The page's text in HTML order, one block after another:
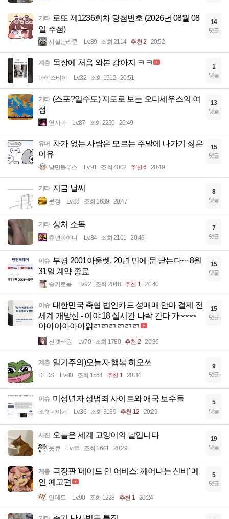
기타 로또 제1236회차 당첨번호 (2026년 08월 08
일 추첨)
사실난라쿤 Lv.89 조회 2114 추천 2 20:52
14
댓글
계층 목장에 처음 와본 강아지 ㅋㅋ
아이스티이 Lv.32 조회 1512 20:51
1
댓글
기타 (스포?일수도) 지도로 보는 오디세우스의 여
정
옆사마 Lv.87 조회 2230 20:49
13
댓글
유머 차가 없는 사람은 모르는 주말에 나가기 싫은
이유
낭만블루스 Lv.91 조회 4002 추천 6 20:49
15
댓글
기타 지금 날씨
문정 Lv.88 조회 1639 20:47
8
댓글
기타 상처 소독
휴면아이디 Lv.84 조회 2101 20:46
7
댓글
이슈 부평 2001아울렛, 20년 만에 문 닫는다··· 8월
31일 계약 종료
슬기로움 Lv.92 조회 2048 추천 1 20:40
15
댓글
이슈 대한민국 축협 법인카드 성매매 안마 결제 전
세계 개망신 - 이야 18 실시간 나락 간다 가~~~~
아아아아아아앍ㄺㄺㄺㄺㄺㄺ
진겟타원 Lv.70 조회 1780 추천 2 20:36
15
댓글
계층 일기주의)오늘자 햄볶 히오쓰
DFDS Lv.80 조회 1564 추천 1 20:34
9
댓글
이슈 미성년자 성범죄 사이트와 애국 보수들
조졋네이거 Lv.36 조회 3139 추천 12 20:29
5
댓글
사진 오늘은 세계 고양이의 날입니다
읏큐 Lv.86 조회 1641 20:29
19
댓글
계층 극장판 '메이드 인 어비스: 깨어나는 신비' 메
인 예고편
언데드 Lv.90 조회 1228 추천 1 20:24
5
댓글